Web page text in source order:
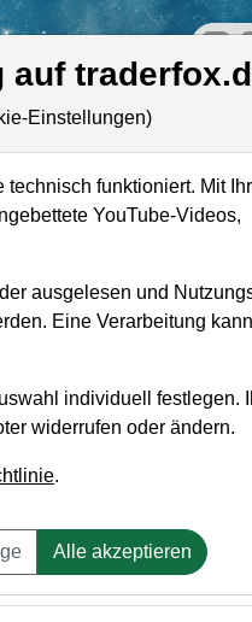
74,82 Mrd. SEK
37,07 Mrd. SEK
Mit
auf
Einstellungen)
funktioniert. Mit
YouTube-Videos,
ausgelesen und
Eine Verarbeitung
individuell festlegen.
widerrufen oder ändern.
.
Alle akzeptieren